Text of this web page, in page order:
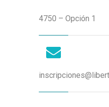
4750 – Opción 1